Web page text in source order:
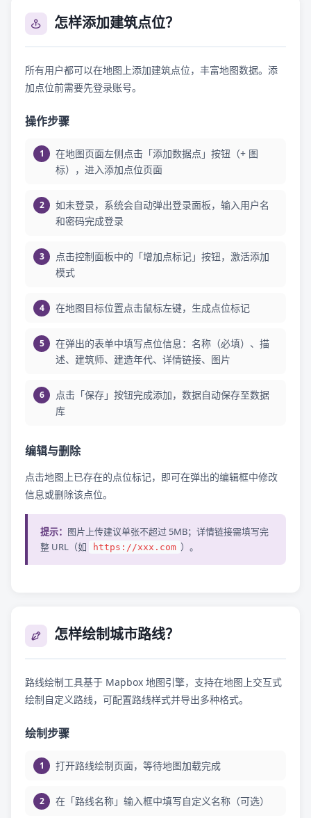
怎样添加建筑点位？
所有用户都可以在地图上添加建筑点位，丰富地图数据。添
加点位前需要先登录账号。
操作步骤
在地图页面左侧点击「添加数据点」按钮（+ 图
标），进入添加点位页面
如未登录，系统会自动弹出登录面板，输入用户名
和密码完成登录
点击控制面板中的「增加点标记」按钮，激活添加
模式
在地图目标位置点击鼠标左键，生成点位标记
在弹出的表单中填写点位信息：名称（必填）、描
述、建筑师、建造年代、详情链接、图片
点击「保存」按钮完成添加，数据自动保存至数据
库
编辑与删除
点击地图上已存在的点位标记，即可在弹出的编辑框中修改
信息或删除该点位。
提示： 图片上传建议单张不超过 5MB；详情链接需填写完
整 URL（如
https://xxx.com ）。
怎样绘制城市路线？
路线绘制工具基于 Mapbox 地图引擎，支持在地图上交互式
绘制自定义路线，可配置路线样式并导出多种格式。
绘制步骤
打开路线绘制页面，等待地图加载完成
在「路线名称」输入框中填写自定义名称（可选）